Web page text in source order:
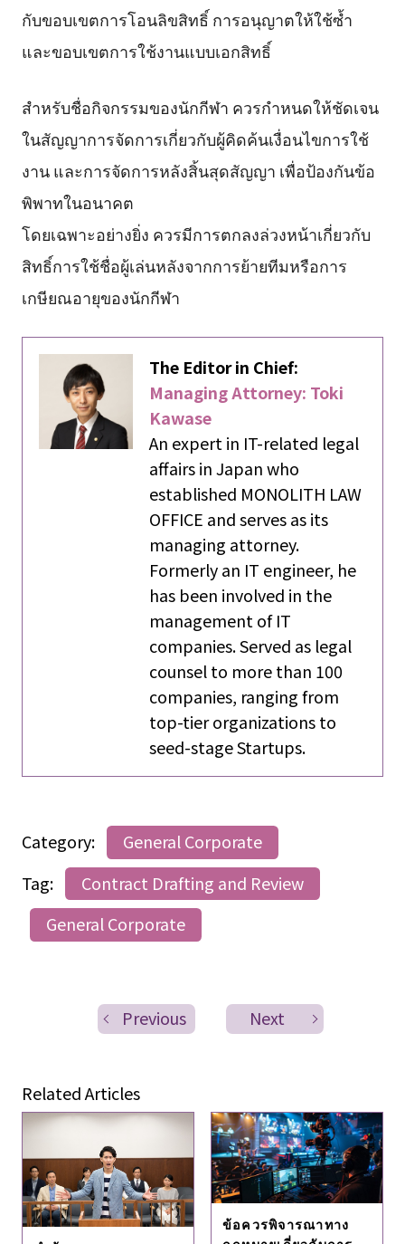
กับขอบเขตการโอนลิขสิทธิ์ การอนุญาตให้ใช้ซ้ำ
และขอบเขตการใช้งานแบบเอกสิทธิ์
สำหรับชื่อกิจกรรมของนักกีฬา ควรกำหนดให้ชัดเจน
ในสัญญาการจัดการเกี่ยวกับผู้คิดค้นเงื่อนไขการใช้
งาน และการจัดการหลังสิ้นสุดสัญญา เพื่อป้องกันข้อ
พิพาทในอนาคต
โดยเฉพาะอย่างยิ่ง ควรมีการตกลงล่วงหน้าเกี่ยวกับ
สิทธิ์การใช้ชื่อผู้เล่นหลังจากการย้ายทีมหรือการ
เกษียณอายุของนักกีฬา
The Editor in Chief:
Managing Attorney: Toki
Kawase
An expert in IT-related legal
affairs in Japan who
established MONOLITH LAW
OFFICE and serves as its
managing attorney.
Formerly an IT engineer, he
has been involved in the
management of IT
companies. Served as legal
counsel to more than 100
companies, ranging from
top-tier organizations to
seed-stage Startups.
Category:
General Corporate
Tag:
Contract Drafting and Review
General Corporate
Previous Next
Related Articles
ข้อควรพิจารณาทาง